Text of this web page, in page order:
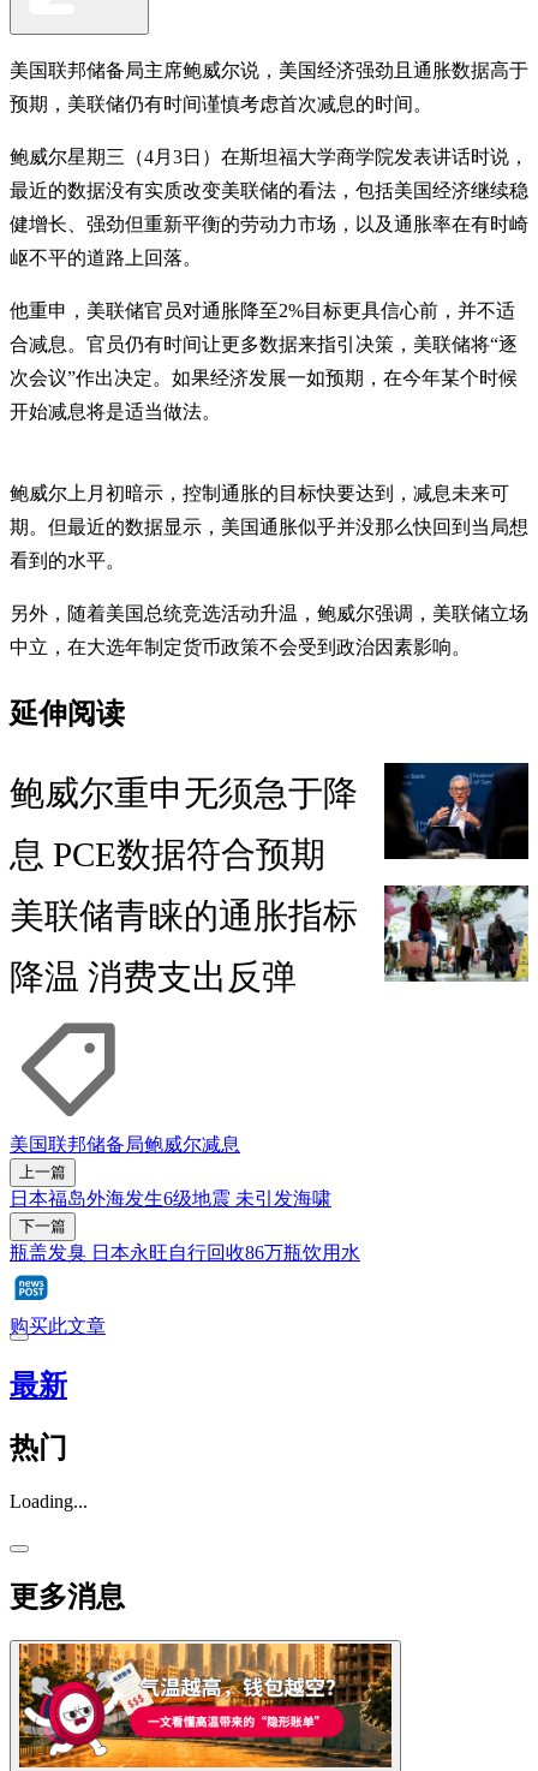
美国联邦储备局主席鲍威尔说，美国经济强劲且通胀数据高于
预期，美联储仍有时间谨慎考虑首次减息的时间。
鲍威尔星期三（4月3日）在斯坦福大学商学院发表讲话时说，
最近的数据没有实质改变美联储的看法，包括美国经济继续稳
健增长、强劲但重新平衡的劳动力市场，以及通胀率在有时崎
岖不平的道路上回落。
他重申，美联储官员对通胀降至2%目标更具信心前，并不适
合减息。官员仍有时间让更多数据来指引决策，美联储将“逐
次会议”作出决定。如果经济发展一如预期，在今年某个时候
开始减息将是适当做法。
鲍威尔上月初暗示，控制通胀的目标快要达到，减息未来可
期。但最近的数据显示，美国通胀似乎并没那么快回到当局想
看到的水平。
另外，随着美国总统竞选活动升温，鲍威尔强调，美联储立场
中立，在大选年制定货币政策不会受到政治因素影响。
延伸阅读
鲍威尔重申无须急于降
息 PCE数据符合预期
美联储青睐的通胀指标
降温 消费支出反弹
美国联邦储备局鲍威尔减息
上一篇
日本福岛外海发生6级地震 未引发海啸
下一篇
瓶盖发臭 日本永旺自行回收86万瓶饮用水
购买此文章
最新
热门
Loading...
更多消息